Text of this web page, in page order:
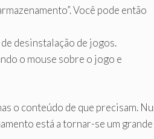
Você pode então
desinstalação de jogos.
o mouse sobre o jogo e
o conteúdo de que precisam.
está a tornar-se um grande